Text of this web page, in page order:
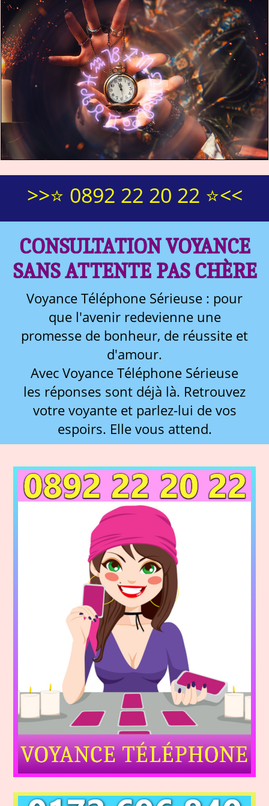
>>⭐ 0892 22 20 22 ⭐<<
CONSULTATION VOYANCE
SANS ATTENTE PAS CHÈRE
Voyance Téléphone Sérieuse : pour
que l'avenir redevienne une
promesse de bonheur, de réussite et
d'amour.
Avec Voyance Téléphone Sérieuse
les réponses sont déjà là. Retrouvez
votre voyante et parlez-lui de vos
espoirs. Elle vous attend.